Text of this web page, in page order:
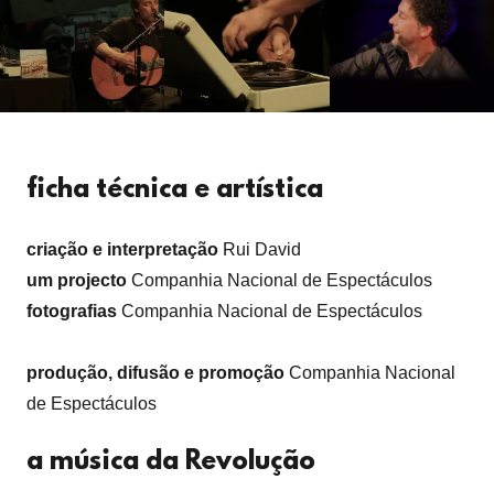
ficha técnica e artística
criação e interpretação Rui David
um projecto Companhia Nacional de Espectáculos
fotografias Companhia Nacional de Espectáculos
produção, difusão e promoção Companhia Nacional
de Espectáculos
a música da Revolução